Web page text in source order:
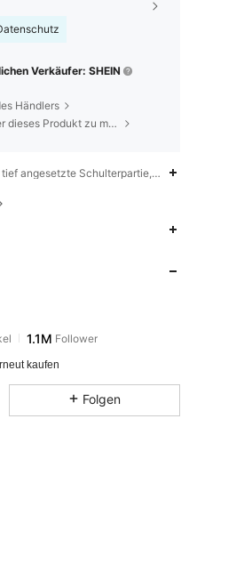
Verkäufer: SHEIN
Händlers
Um diesen Verkäufer und/oder dieses Produkt zu melden
angesetzte Schulterpartie,Casual
kaufen
Folgen